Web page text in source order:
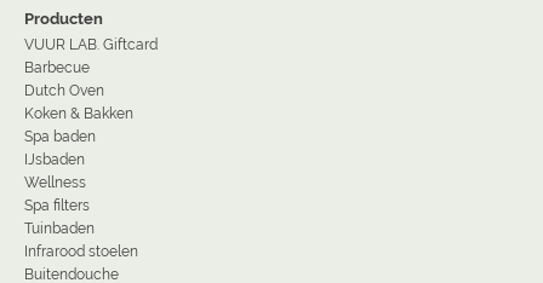
Producten
VUUR LAB. Giftcard
Barbecue
Dutch Oven
Koken & Bakken
Spa baden
IJsbaden
Wellness
Spa filters
Tuinbaden
Infrarood stoelen
Buitendouche